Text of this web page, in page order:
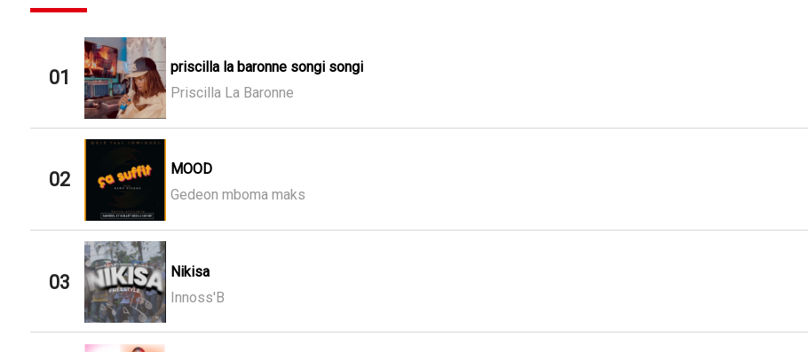
01
priscilla la baronne songi songi
Priscilla La Baronne
02
MOOD
Gedeon mboma maks
03
Nikisa
Innoss'B